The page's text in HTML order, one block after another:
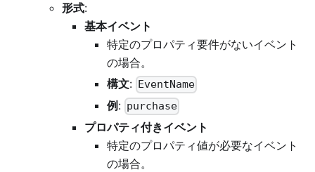
形式:
基本イベント
特定のプロパティ要件がないイベント
の場合。
構文: EventName
例 : purchase
プロパティ付きイベント
特定のプロパティ値が必要なイベント
の場合。